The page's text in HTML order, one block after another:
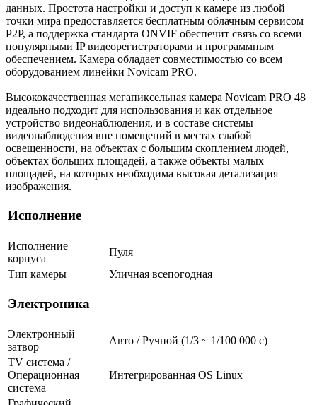
данных. Простота настройки и доступ к камере из любой
точки мира предоставляется бесплатным облачным сервисом
P2P, а поддержка стандарта ONVIF обеспечит связь со всеми
популярными IP видеорегистраторами и программным
обеспечением. Камера обладает совместимостью со всем
оборудованием линейки Novicam PRO.
Высококачественная мегапиксельная камера Novicam PRO 48
идеально подходит для использования и как отдельное
устройство видеонаблюдения, и в составе системы
видеонаблюдения вне помещений в местах слабой
освещенности, на объектах с большим скоплением людей,
объектах больших площадей, а также объекты малых
площадей, на которых необходима высокая детализация
изображения.
Исполнение
Исполнение
корпуса
Пуля
Тип камеры
Уличная всепогодная
Электроника
Электронный
затвор
Авто / Ручной (1/3 ~ 1/100 000 с)
TV система /
Операционная
система
Интегрированная OS Linux